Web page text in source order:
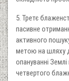
5. Третє
пасивне
активного
метою на шляху
опануванні
четвертого